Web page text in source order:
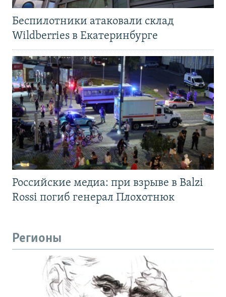
Беспилотники атаковали склад
Wildberries в Екатеринбурге
Российские медиа: при взрыве в Balzi
Rossi погиб генерал Плохотнюк
Регионы